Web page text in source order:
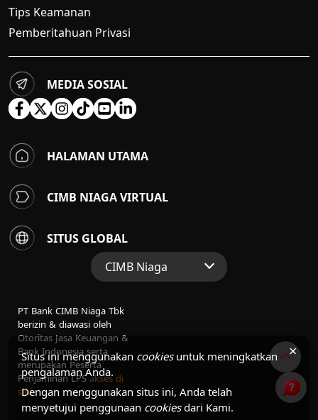
×
Situs ini menggunakan cookiesuntuk meningkatkan
pengalaman Anda.
Dengan menggunakan situs ini, Anda telah
menyetujui penggunaan cookiesdari Kami.
Tips Keamanan
Pemberitahuan Privasi
MEDIA SOSIAL
HALAMAN UTAMA
CIMB NIAGA VIRTUAL
SITUS GLOBAL
CIMB Niaga
Perbankan Konsumen
Perbankan Syariah
PT Bank CIMB Niaga Tbk
berizin & diawasi oleh
Otoritas Jasa Keuangan &
Bank Indonesia serta
merupakan Peserta
Penjaminan LPSakses di
sini